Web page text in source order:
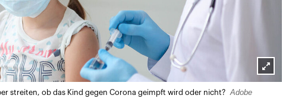
Lightbox
streiten, ob das Kind gegen Corona geimpft wird oder nicht?
Adobe